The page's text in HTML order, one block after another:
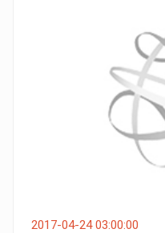
2017-04-24 03:00:00